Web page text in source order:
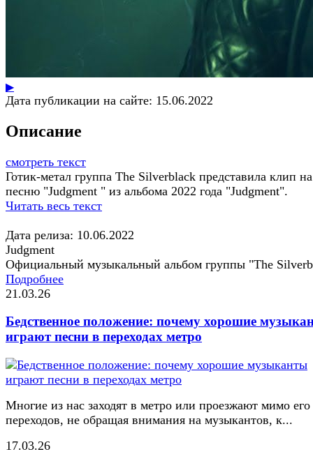
▶
Дата публикации на сайте: 15.06.2022
Описание
смотреть текст
Готик-метал группа The Silverblack представила клип на
песню "Judgment " из альбома 2022 года "Judgment".
Читать весь текст
Дата релиза: 10.06.2022
Judgment
Официальный музыкальный альбом группы "The
Подробнее
21.03.26
Бедственное положение: почему хорошие
играют песни в переходах метро
Многие из нас заходят в метро или проезжают мимо его
переходов, не обращая внимания на музыкантов, к...
17.03.26